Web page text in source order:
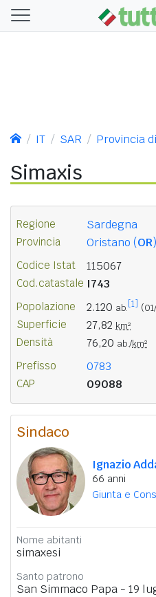
IT SAR Provincia
Simaxis
Regione Sardegna
Provincia Oristano (OR)
Codice Istat 115067
Cod.catastale I743
Popolazione 2.120 ab. [1]
Superficie 27,82 km²
Densità 76,20 ab./km²
Prefisso 0783
CAP 09088
Sindaco
Ignazio
66 anni
Giunta e
Nome abitanti
simaxesi
Santo patrono
San Simmaco Papa - 19